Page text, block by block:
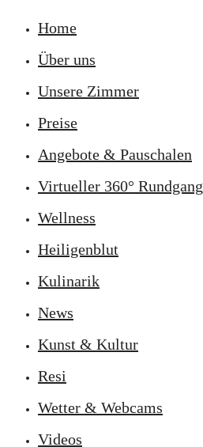
Home
Über uns
Unsere Zimmer
Preise
Angebote & Pauschalen
Virtueller 360° Rundgang
Wellness
Heiligenblut
Kulinarik
News
Kunst & Kultur
Resi
Wetter & Webcams
Videos